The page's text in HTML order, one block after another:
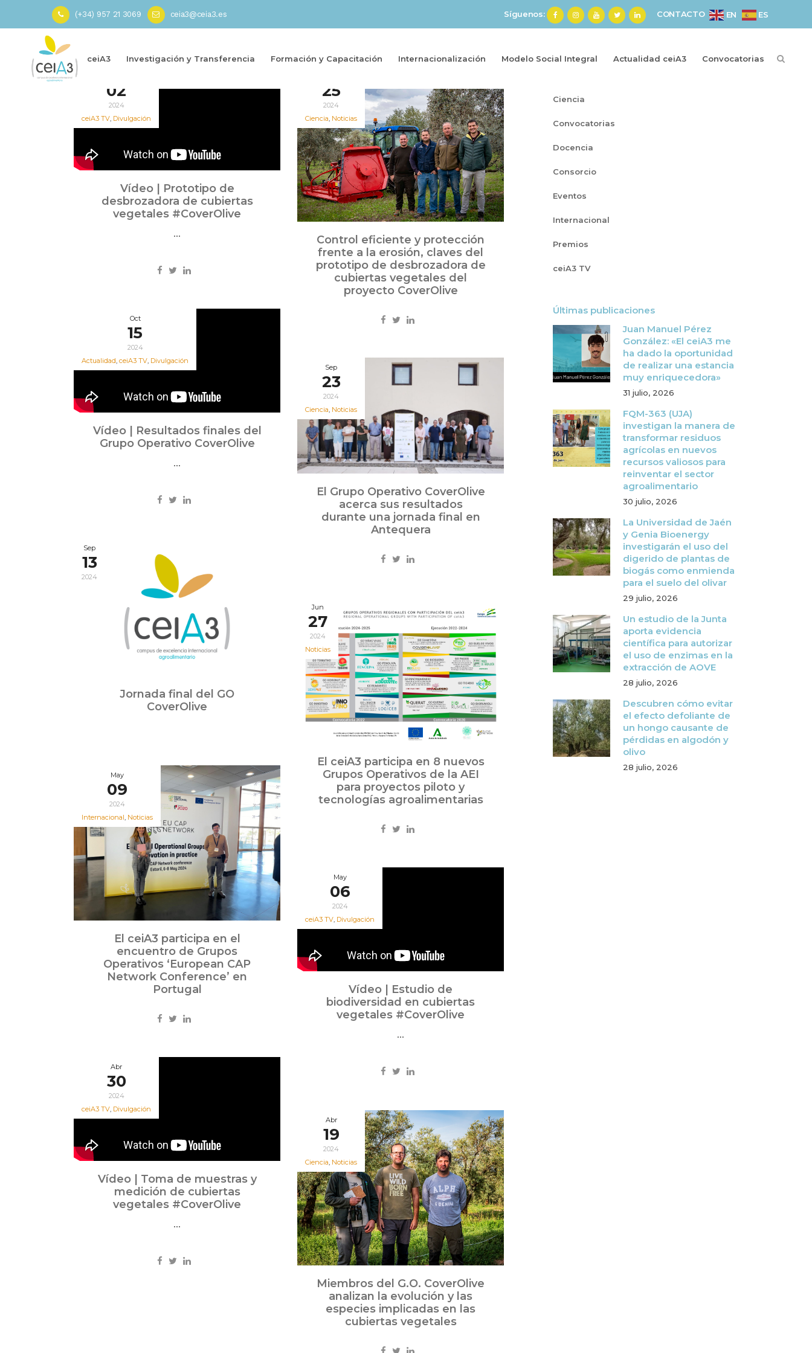
(+34) 957 21 3069 ceia3@ceia3.es Síguenos: CONTACTO EN ES
ceiA3 Investigación y Transferencia Formación y Capacitación Internacionalización Modelo Social Integral Actualidad ceiA3 Convocatorias
Inicio»Grupo Operativo CoverOlive
02
2024
ceiA3 TV, Divulgación
Vídeo | Prototipo de
desbrozadora de cubiertas
vegetales #CoverOlive
...
25
2024
Ciencia, Noticias
Control eficiente y protección
frente a la erosión, claves del
prototipo de desbrozadora de
cubiertas vegetales del
proyecto CoverOlive
Oct
15
2024
Actualidad, ceiA3 TV, Divulgación
Vídeo | Resultados finales del
Grupo Operativo CoverOlive
...
Sep
23
2024
Ciencia, Noticias
El Grupo Operativo CoverOlive
acerca sus resultados
durante una jornada final en
Antequera
Sep
13
2024
Jornada final del GO
CoverOlive
Jun
27
2024
Noticias
El ceiA3 participa en 8 nuevos
Grupos Operativos de la AEI
para proyectos piloto y
tecnologías agroalimentarias
May
09
2024
Internacional, Noticias
El ceiA3 participa en el
encuentro de Grupos
Operativos ‘European CAP
Network Conference’ en
Portugal
May
06
2024
ceiA3 TV, Divulgación
Vídeo | Estudio de
biodiversidad en cubiertas
vegetales #CoverOlive
...
Abr
30
2024
ceiA3 TV, Divulgación
Vídeo | Toma de muestras y
medición de cubiertas
vegetales #CoverOlive
...
Abr
19
2024
Ciencia, Noticias
Miembros del G.O. CoverOlive
analizan la evolución y las
especies implicadas en las
cubiertas vegetales
Ciencia
Convocatorias
Docencia
Consorcio
Eventos
Internacional
Premios
ceiA3 TV
Últimas publicaciones
Juan Manuel Pérez
González: «El ceiA3 me
ha dado la oportunidad
de realizar una estancia
muy enriquecedora»
31 julio, 2026
FQM-363 (UJA)
investigan la manera de
transformar residuos
agrícolas en nuevos
recursos valiosos para
reinventar el sector
agroalimentario
30 julio, 2026
La Universidad de Jaén
y Genia Bioenergy
investigarán el uso del
digerido de plantas de
biogás como enmienda
para el suelo del olivar
29 julio, 2026
Un estudio de la Junta
aporta evidencia
científica para autorizar
el uso de enzimas en la
extracción de AOVE
28 julio, 2026
Descubren cómo evitar
el efecto defoliante de
un hongo causante de
pérdidas en algodón y
olivo
28 julio, 2026